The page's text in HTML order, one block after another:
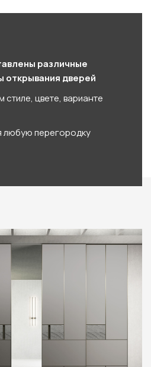
различные
открывания дверей
цвете, варианте
любую перегородку